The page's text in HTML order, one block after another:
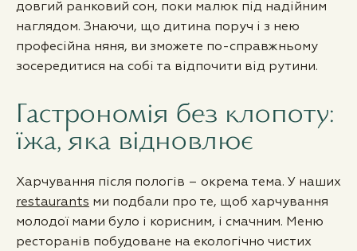
довгий ранковий сон, поки малюк під надійним
наглядом. Знаючи, що дитина поруч і з нею
професійна няня, ви зможете по-справжньому
зосередитися на собі та відпочити від рутини.
Гастрономія без клопоту:
їжа, яка відновлює
Харчування після пологів – окрема тема. У наших
restaurants ми подбали про те, щоб харчування
молодої мами було і корисним, і смачним. Меню
ресторанів побудоване на екологічно чистих